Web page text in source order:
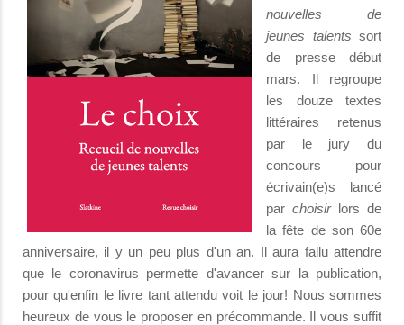
nouvelles de
jeunes talents sort
de presse début
mars. Il regroupe
les douze textes
littéraires retenus
par le jury du
concours pour
écrivain(e)s lancé
par choisirlors de
la fête de son 60e
anniversaire, il y un peu plus d'un an. Il aura fallu attendre
que le coronavirus permette d'avancer sur la publication,
pour qu'enfin le livre tant attendu voit le jour! Nous sommes
heureux de vous le proposer en précommande. Il vous suffit